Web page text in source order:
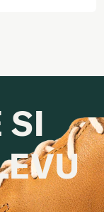
prvky výpisu
SI